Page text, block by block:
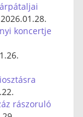
2026.01.28.
koncertje
rászoruló